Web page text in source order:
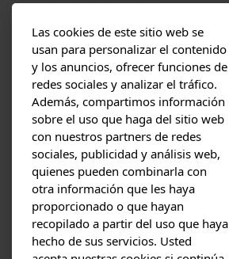
Multimedia
Blog
Fotos
Vídeos
Contacto
PRESUPUESTOS
Dónde estamos
Nuestro blog
Las cookies de este sitio web se
usan para personalizar el contenido
y los anuncios, ofrecer funciones de
redes sociales y analizar el tráfico.
Además, compartimos información
sobre el uso que haga del sitio web
con nuestros partners de redes
sociales, publicidad y análisis web,
quienes pueden combinarla con
otra información que les haya
proporcionado o que hayan
recopilado a partir del uso que haya
hecho de sus servicios. Usted